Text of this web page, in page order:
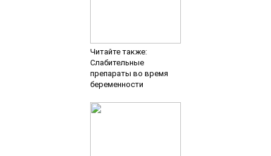
Читайте также:
Слабительные
препараты во время
беременности